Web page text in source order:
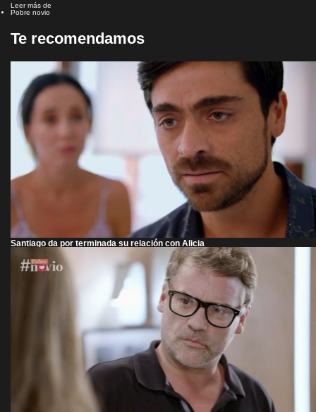
Leer más de
Pobre novio
Te recomendamos
Santiago da por terminada su relación con Alicia